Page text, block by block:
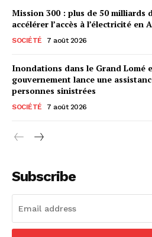
Mission 300 : plus de 50 milliards
accélérer l’accès à l’électricité en
SOCIÉTÉ 7 août 2026
Inondations dans le Grand Lomé
gouvernement lance une
personnes sinistrées
SOCIÉTÉ 7 août 2026
Subscribe